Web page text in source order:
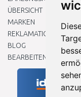
ÜBERSICHT
MARKEN
REKLAMATIONEN UND
BLOG
BEARBEITEN SIE MEINE